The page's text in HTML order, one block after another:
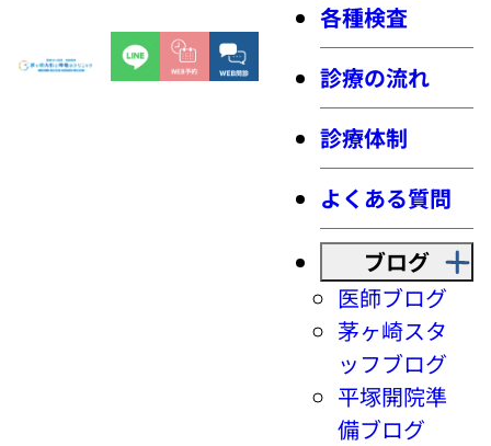
各種検査
診療の流れ
診療体制
よくある質問
ブログ
医師ブログ
茅ヶ崎スタ
ッフブログ
平塚開院準
備ブログ